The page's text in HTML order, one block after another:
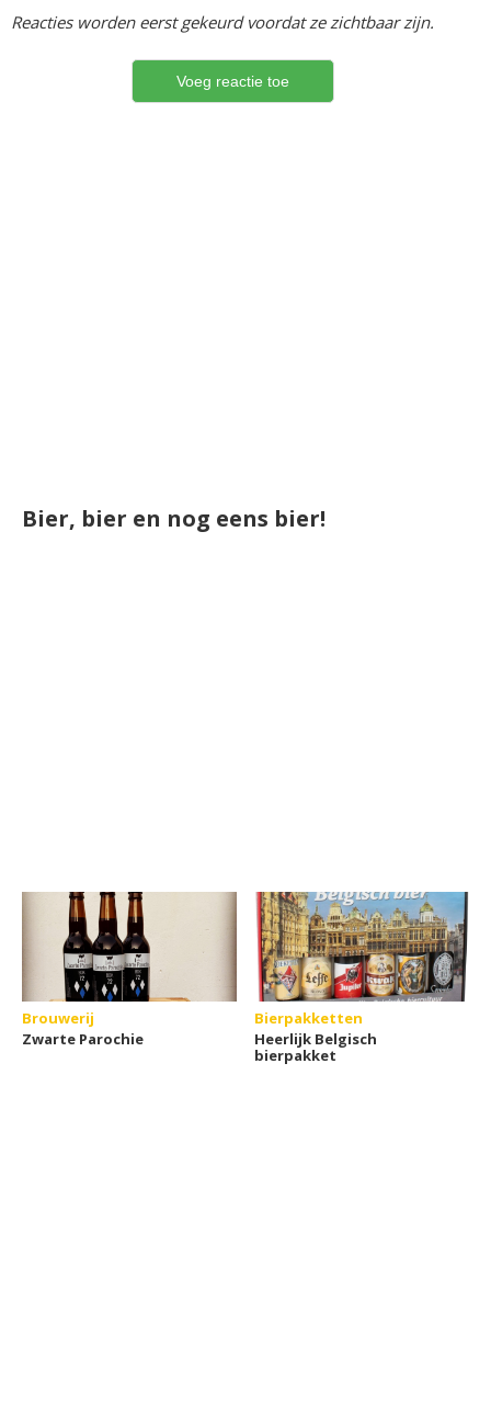
Reacties worden eerst gekeurd voordat ze zichtbaar zijn.
Bier, bier en nog eens bier!
Brouwerij
Zwarte Parochie
Bierpakketten
Heerlijk Belgisch
bierpakket